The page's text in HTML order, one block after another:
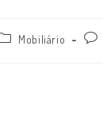
Mobiliário